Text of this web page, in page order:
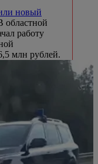
новый
областной
работу
млн рублей.